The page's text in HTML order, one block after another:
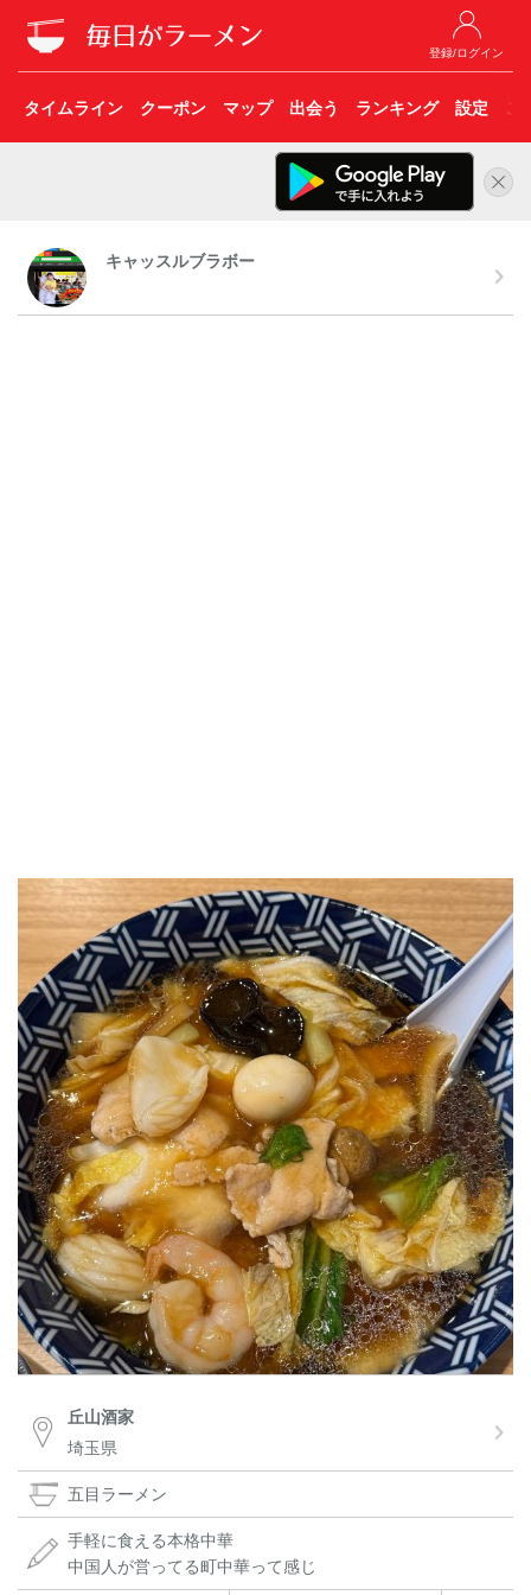
登録/ログイン
タイムライン クーポン マップ 出会う ランキング 設定 こ
キャッスルブラボー
丘山酒家
埼玉県
五目ラーメン
手軽に食える本格中華
中国人が営ってる町中華って感じ